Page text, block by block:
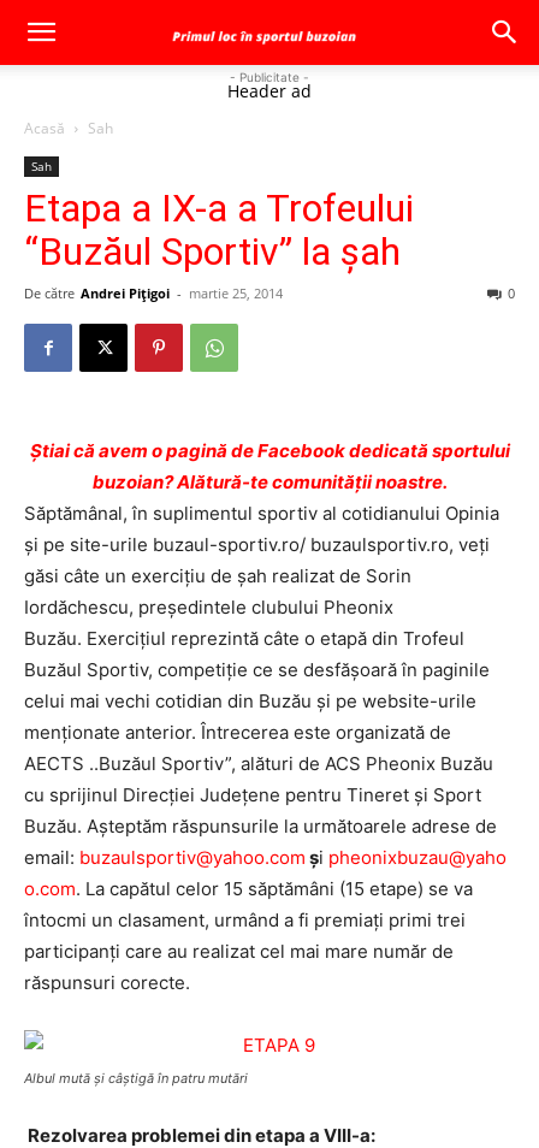
- Publicitate -
Header ad
Acasă Sah
Sah
Etapa a IX-a a Trofeului
“Buzăul Sportiv” la şah
De către Andrei Pițigoi - martie 25, 2014 0
Ştiai că avem o pagină de Facebook dedicată sportului
buzoian? Alătură-te comunității noastre.
Săptămânal, în suplimentul sportiv al cotidianului Opinia
şi pe site-urile buzaul-sportiv.ro/ buzaulsportiv.ro, veţi
găsi câte un exerciţiu de şah realizat de Sorin
Iordăchescu, preşedintele clubului Pheonix
Buzău. Exerciţiul reprezintă câte o etapă din Trofeul
Buzăul Sportiv, competiţie ce se desfăşoară în paginile
celui mai vechi cotidian din Buzău şi pe website-urile
menţionate anterior. Întrecerea este organizată de
AECTS ..Buzăul Sportiv”, alături de ACS Pheonix Buzău
cu sprijinul Direcţiei Judeţene pentru Tineret şi Sport
Buzău. Aşteptăm răspunsurile la următoarele adrese de
email: buzaulsportiv@yahoo.com şi pheonixbuzau@yaho
o.com. La capătul celor 15 săptămâni (15 etape) se va
întocmi un clasament, urmând a fi premiaţi primi trei
participanţi care au realizat cel mai mare număr de
răspunsuri corecte.
Albul mută şi câştigă în patru mutări
Rezolvarea problemei din etapa a VIII-a: